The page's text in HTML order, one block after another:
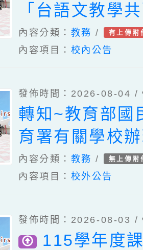
「台語文教學
案暨教學示範
簡章一案、「
台語認證輔導
畫」1份。。
內容分類： 教務 / 有上傳附
內容項目： 校內公告
發佈時間：2026-08-04 /
轉知~教育部國
育署有關學校
華語文教學應
一案。
內容分類： 教務 / 無上傳附
內容項目： 校外公告
發佈時間：2026-08-03 /
115學年度